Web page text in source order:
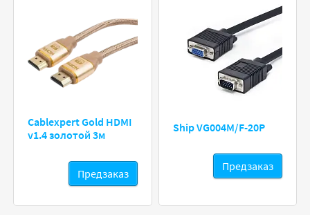
Cablexpert Gold HDMI
v1.4 золотой 3м
Предзаказ
Ship VG004M/F-20P
Предзаказ